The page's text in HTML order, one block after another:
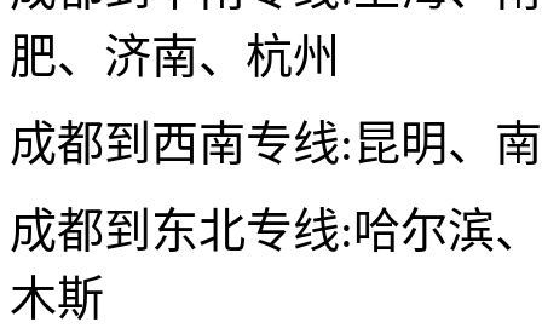
肥、济南、杭州
成都到 西南专线:昆明、
成都到 东北专线:哈尔滨
木斯